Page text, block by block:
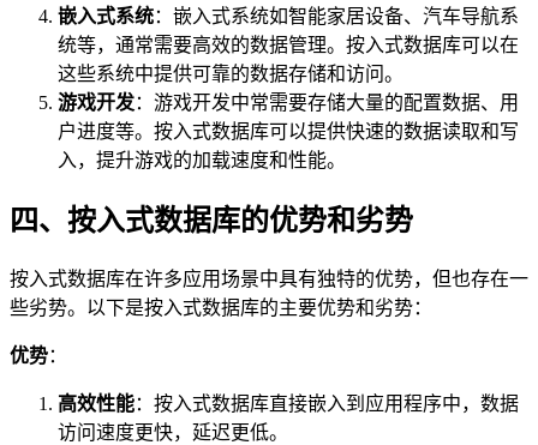
嵌入式系统：嵌入式系统如智能家居设备、汽车导航系
统等，通常需要高效的数据管理。按入式数据库可以在
这些系统中提供可靠的数据存储和访问。
游戏开发：游戏开发中常需要存储大量的配置数据、用
户进度等。按入式数据库可以提供快速的数据读取和写
入，提升游戏的加载速度和性能。
四、按入式数据库的优势和劣势
按入式数据库在许多应用场景中具有独特的优势，但也存在一
些劣势。以下是按入式数据库的主要优势和劣势：
优势：
高效性能：按入式数据库直接嵌入到应用程序中，数据
访问速度更快，延迟更低。